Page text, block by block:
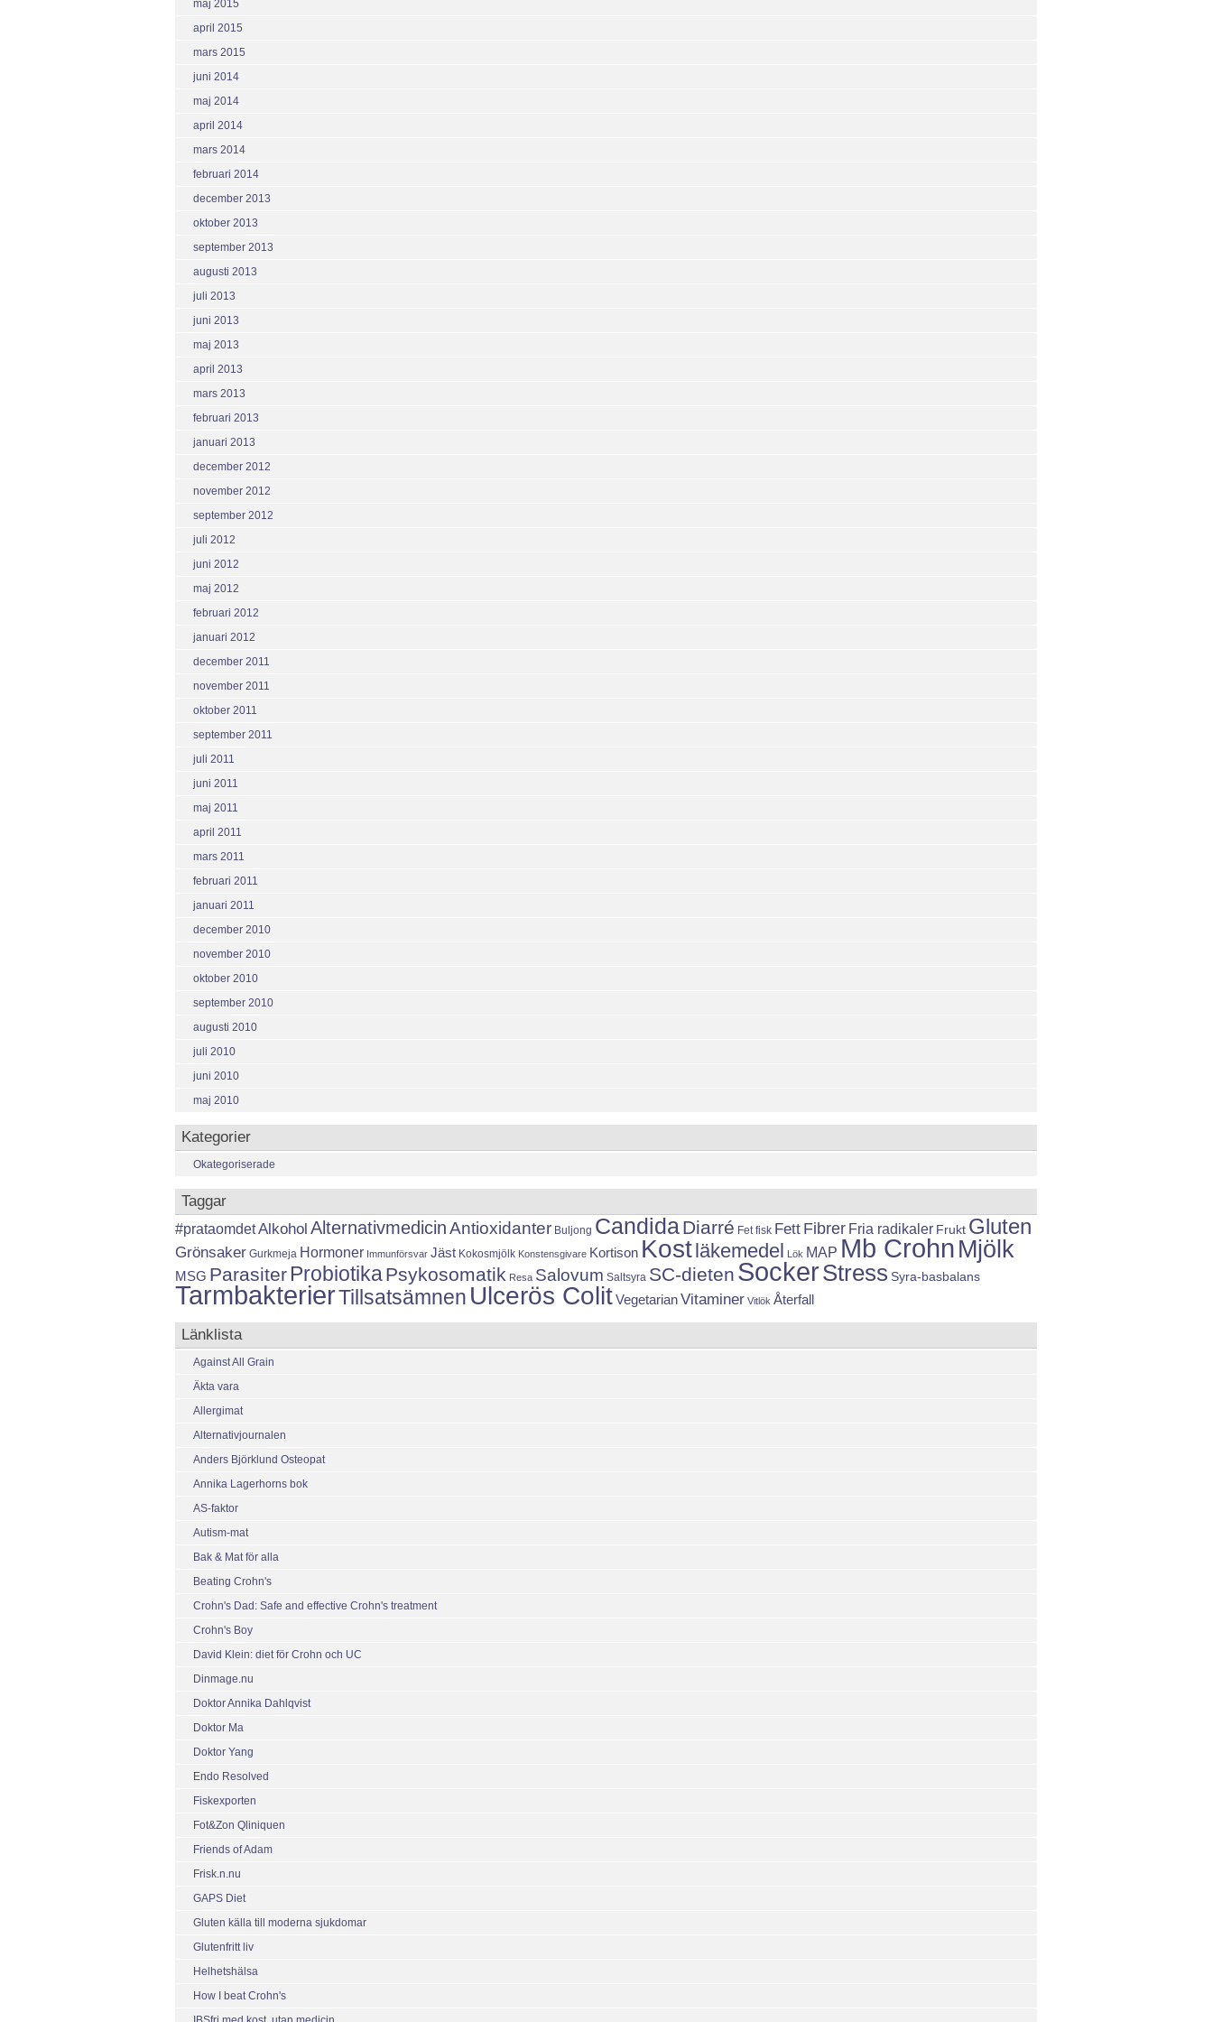
maj 2015
april 2015
mars 2015
juni 2014
maj 2014
april 2014
mars 2014
februari 2014
december 2013
oktober 2013
september 2013
augusti 2013
juli 2013
juni 2013
maj 2013
april 2013
mars 2013
februari 2013
januari 2013
december 2012
november 2012
september 2012
juli 2012
juni 2012
maj 2012
februari 2012
januari 2012
december 2011
november 2011
oktober 2011
september 2011
juli 2011
juni 2011
maj 2011
april 2011
mars 2011
februari 2011
januari 2011
december 2010
november 2010
oktober 2010
september 2010
augusti 2010
juli 2010
juni 2010
maj 2010
Kategorier
Okategoriserade
Taggar
#prataomdetAlkohol AlternativmedicinAntioxidanter Buljong CandidaDiarré Fet fisk Fett Fibrer Fria radikaler Frukt Gluten
Grönsaker Gurkmeja Hormoner Immunförsvar Jäst Kokosmjölk Konstensgivare Kortison Kostläkemedel Lök MAP Mb Crohn Mjölk
MSG Parasiter ProbiotikaPsykosomatik Resa Salovum Saltsyra SC-dieten SockerStress Syra-basbalans
TarmbakterierTillsatsämnen Ulcerös ColitVegetarianVitaminer Vitlök Återfall
Länklista
Against All Grain
Äkta vara
Allergimat
Alternativjournalen
Anders Björklund Osteopat
Annika Lagerhorns bok
AS-faktor
Autism-mat
Bak & Mat för alla
Beating Crohn's
Crohn's Dad: Safe and effective Crohn's treatment
Crohn's Boy
David Klein: diet för Crohn och UC
Dinmage.nu
Doktor Annika Dahlqvist
Doktor Ma
Doktor Yang
Endo Resolved
Fiskexporten
Fot&Zon Qliniquen
Friends of Adam
Frisk.n.nu
GAPS Diet
Gluten källa till moderna sjukdomar
Glutenfritt liv
Helhetshälsa
How I beat Crohn's